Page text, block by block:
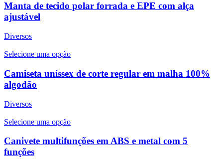
Manta de tecido polar forrada e EPE com alça
ajustável
Diversos
Selecione uma opção
Camiseta unissex de corte regular em malha 100%
algodão
Diversos
Selecione uma opção
Canivete multifunções em ABS e metal com 5
funções